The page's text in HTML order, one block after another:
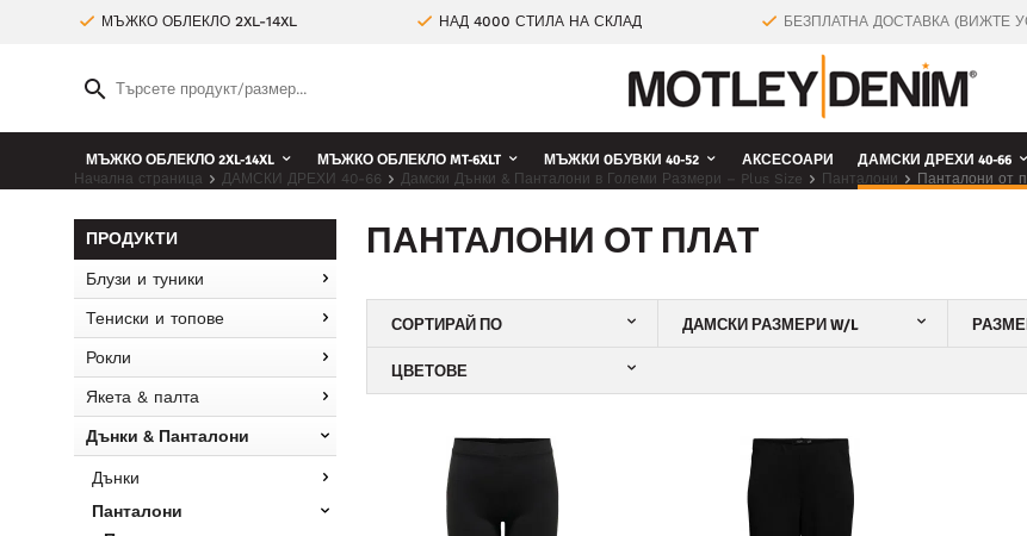
МЪЖКО ОБЛЕКЛО 2XL-14XL НАД 4000 СТИЛА НА СКЛАД БЕЗПЛАТНА ДОСТАВКА (ВИЖТЕ
МЪЖКО ОБЛЕКЛО 2XL-14XL МЪЖКО ОБЛЕКЛО MT-6XLT МЪЖКИ OБУВКИ 40-52 АКСЕСОАРИ ДАМСКИ ДРЕХИ 40-66
Начална страница ДАМСКИ ДРЕХИ 40-66 Дамски Дънки & Панталони в Големи Размери – Plus Size Панталони Панталони от
ПРОДУКТИ
Блузи и туники
Тениски и топове
Рокли
Якета & палта
Дънки & Панталони
Дънки
Панталони
ПАНТАЛОНИ ОТ ПЛАТ
СОРТИРАЙ ПО ДАМСКИ РАЗМЕРИ W/L
ЦВЕТОВЕ